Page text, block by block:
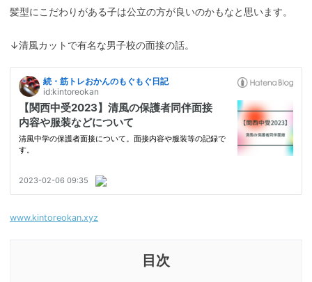
髪型にこだわりがある子は公立の方が良いのかもなと思います。
↓清風カットで有名な男子校の面接の話。
www.kintoreokan.xyz